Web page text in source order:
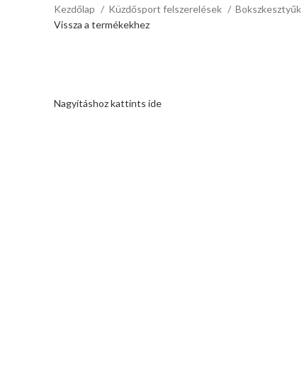
Kezdőlap Küzdősport felszerelések Bokszkesztyűk
Vissza a termékekhez
Nagyításhoz kattints ide